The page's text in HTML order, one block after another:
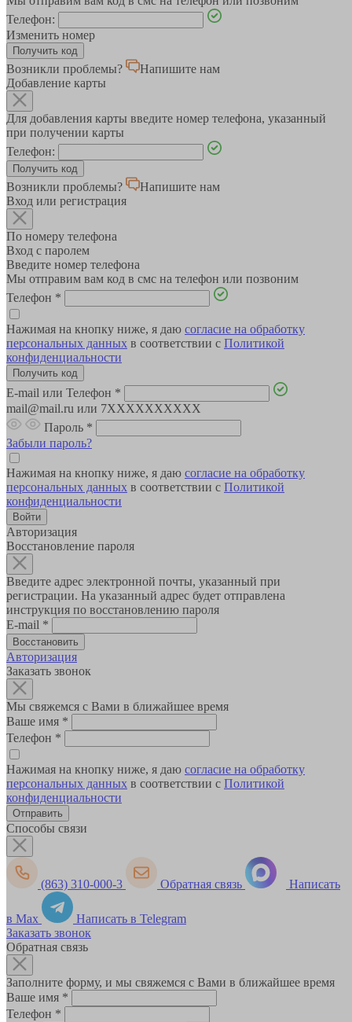
Телефон:
Изменить номер
Возникли проблемы?
Напишите нам
Добавление карты
Для добавления карты введите номер телефона, указанный
при получении карты
Телефон:
Возникли проблемы?
Напишите нам
Вход или регистрация
По номеру телефона
Вход с паролем
Введите номер телефона
Мы отправим вам код в смс на телефон или позвоним
Телефон *
Нажимая на кнопку ниже, я даю согласие на обработку
персональных данных в соответствии с Политикой
конфиденциальности
E-mail или Телефон *
mail@mail.ru или 7XXXXXXXXXX
Пароль *
Забыли пароль?
Нажимая на кнопку ниже, я даю согласие на обработку
персональных данных в соответствии с Политикой
конфиденциальности
Авторизация
Восстановление пароля
Введите адрес электронной почты, указанный при
регистрации. На указанный адрес будет отправлена
инструкция по восстановлению пароля
E-mail *
Авторизация
Заказать звонок
Мы свяжемся с Вами в ближайшее время
Ваше имя *
Телефон *
Нажимая на кнопку ниже, я даю согласие на обработку
персональных данных в соответствии с Политикой
конфиденциальности
Способы связи
(863) 310-000-3 Обратная связь Написать
в Max
Написать в Telegram
Заказать звонок
Обратная связь
Заполните форму, и мы свяжемся с Вами в ближайшее время
Ваше имя *
Телефон *